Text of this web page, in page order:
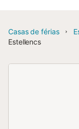
Casas de férias
Estellencs